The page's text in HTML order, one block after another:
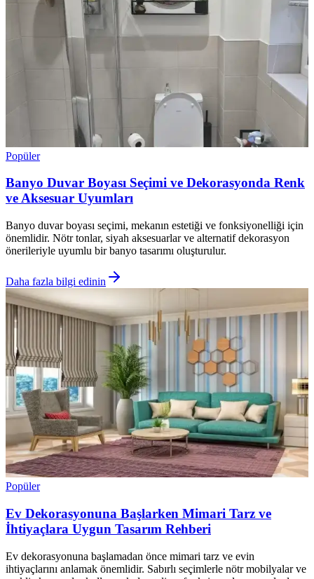
Popüler
Banyo Duvar Boyası Seçimi ve Dekorasyonda Renk
ve Aksesuar Uyumları
Banyo duvar boyası seçimi, mekanın estetiği ve fonksiyonelliği için
önemlidir. Nötr tonlar, siyah aksesuarlar ve alternatif dekorasyon
önerileriyle uyumlu bir banyo tasarımı oluşturulur.
Daha fazla bilgi edinin
Popüler
Ev Dekorasyonuna Başlarken Mimari Tarz ve
İhtiyaçlara Uygun Tasarım Rehberi
Ev dekorasyonuna başlamadan önce mimari tarz ve evin
ihtiyaçlarını anlamak önemlidir. Sabırlı seçimlerle nötr mobilyalar ve